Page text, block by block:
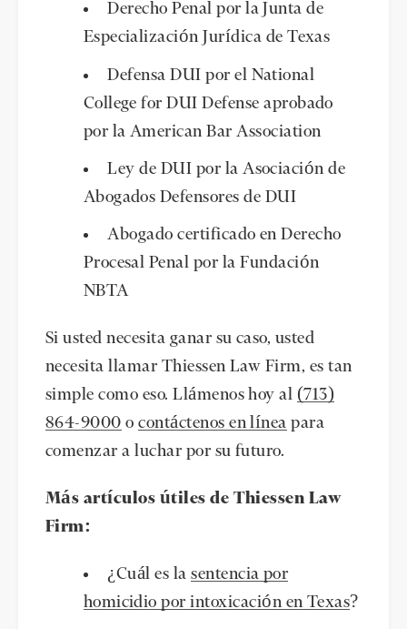
Derecho Penal por la Junta de
Especialización Jurídica de Texas
Defensa DUI por el National
College for DUI Defense aprobado
por la American Bar Association
Ley de DUI por la Asociación de
Abogados Defensores de DUI
Abogado certificado en Derecho
Procesal Penal por la Fundación
NBTA
Si usted necesita ganar su caso, usted
necesita llamar Thiessen Law Firm, es tan
simple como eso. Llámenos hoy al (713)
864-9000 ocontáctenos en línea para
comenzar a luchar por su futuro.
Más artículos útiles de Thiessen Law
Firm:
¿Cuál es lasentencia por
homicidio por intoxicación en Texas?